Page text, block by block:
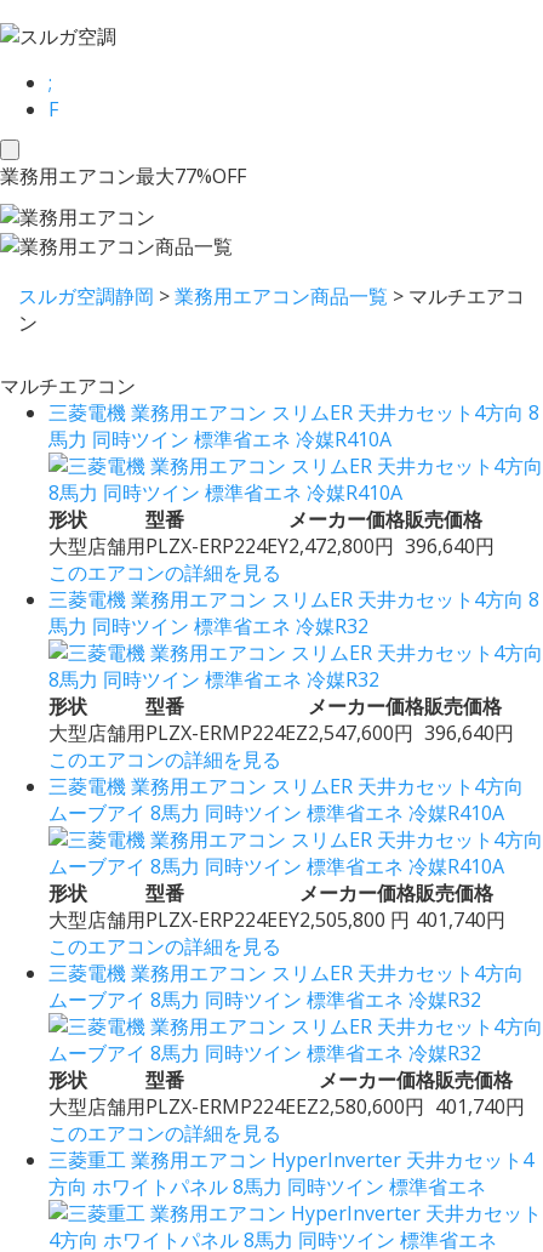
;
F
toggle
navigation
業務用エアコン最大77%OFF
スルガ空調静岡 >業務用エアコン商品一覧 > マルチエアコ
ン
マルチエアコン
三菱電機 業務用エアコン スリムER 天井カセット4方向 8
馬力 同時ツイン 標準省エネ 冷媒R410A
形状 型番 メーカー価格販売価格
大型店舗用PLZX-ERP224EY2,472,800円 396,640円
このエアコンの詳細を見る
三菱電機 業務用エアコン スリムER 天井カセット4方向 8
馬力 同時ツイン 標準省エネ 冷媒R32
形状 型番 メーカー価格販売価格
大型店舗用PLZX-ERMP224EZ2,547,600円 396,640円
このエアコンの詳細を見る
三菱電機 業務用エアコン スリムER 天井カセット4方向
ムーブアイ 8馬力 同時ツイン 標準省エネ 冷媒R410A
形状 型番 メーカー価格販売価格
大型店舗用PLZX-ERP224EEY2,505,800 円 401,740円
このエアコンの詳細を見る
三菱電機 業務用エアコン スリムER 天井カセット4方向
ムーブアイ 8馬力 同時ツイン 標準省エネ 冷媒R32
形状 型番 メーカー価格販売価格
大型店舗用PLZX-ERMP224EEZ2,580,600円 401,740円
このエアコンの詳細を見る
三菱重工 業務用エアコン HyperInverter 天井カセット4
方向 ホワイトパネル 8馬力 同時ツイン 標準省エネ